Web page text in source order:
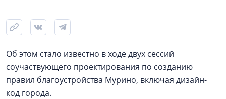
Об этом стало известно в ходе двух сессий
соучаствующего проектирования по созданию
правил благоустройства Мурино, включая дизайн-
код города.